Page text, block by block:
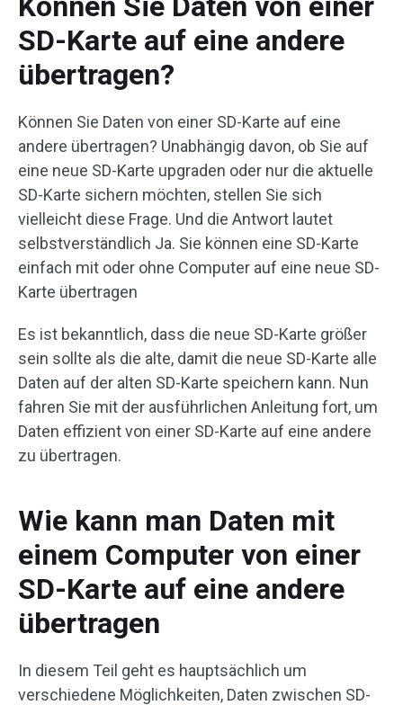
SD-Karte auf eine andere
übertragen?
Können Sie Daten von einer SD-Karte auf eine
andere übertragen? Unabhängig davon, ob Sie auf
eine neue SD-Karte upgraden oder nur die aktuelle
SD-Karte sichern möchten, stellen Sie sich
vielleicht diese Frage. Und die Antwort lautet
selbstverständlich Ja. Sie können eine SD-Karte
einfach mit oder ohne Computer auf eine neue SD-
Karte übertragen
Es ist bekanntlich, dass die neue SD-Karte größer
sein sollte als die alte, damit die neue SD-Karte alle
Daten auf der alten SD-Karte speichern kann. Nun
fahren Sie mit der ausführlichen Anleitung fort, um
Daten effizient von einer SD-Karte auf eine andere
zu übertragen.
Wie kann man Daten mit
einem Computer von einer
SD-Karte auf eine andere
übertragen
In diesem Teil geht es hauptsächlich um
verschiedene Möglichkeiten, Daten zwischen SD-